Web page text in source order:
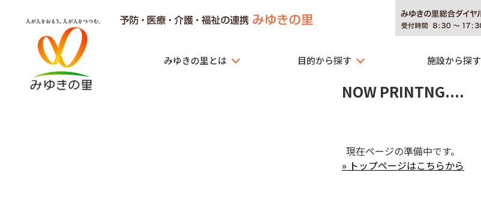
みゆきの里とは 目的から探す 施設から探す
NOW PRINTNG....
現在ページの準備中です。
» トップページはこちらから